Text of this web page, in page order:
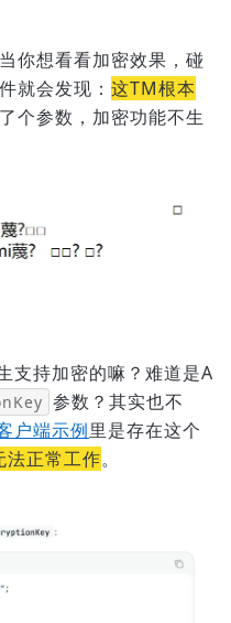
你想看看加密效果，碰
就会发现： 这TM根本
个参数，加密功能不生
支持加密的嘛？难道是A
参数？其实也不
户端示例里是存在这个
正常工作。